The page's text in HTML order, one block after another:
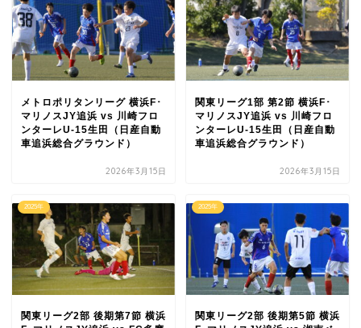
メトロポリタンリーグ 横浜F･
マリノスJY追浜 vs 川崎フロ
ンターレU-15生田（日産自動
車追浜総合グラウンド）
2026年3月15日
関東リーグ1部 第2節 横浜F･
マリノスJY追浜 vs 川崎フロ
ンターレU-15生田（日産自動
車追浜総合グラウンド）
2026年3月15日
2025年
関東リーグ2部 後期第7節 横浜
2025年
関東リーグ2部 後期第5節 横浜